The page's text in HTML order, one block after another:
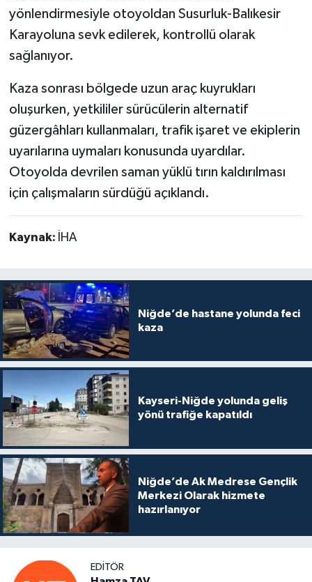
yönlendirmesiyle otoyoldan Susurluk-Balıkesir
Karayoluna sevk edilerek, kontrollü olarak
sağlanıyor.
Kaza sonrası bölgede uzun araç kuyrukları
oluşurken, yetkililer sürücülerin alternatif
güzergâhları kullanmaları, trafik işaret ve ekiplerin
uyarılarına uymaları konusunda uyardılar.
Otoyolda devrilen saman yüklü tırın kaldırılması
için çalışmaların sürdüğü açıklandı.
Kaynak: İHA
Niğde’de hastane yolunda feci
kaza
Kayseri-Niğde yolunda geliş
yönü trafiğe kapatıldı
Niğde’de Ak Medrese Gençlik
Merkezi Olarak hizmete
hazırlanıyor
EDITÖR